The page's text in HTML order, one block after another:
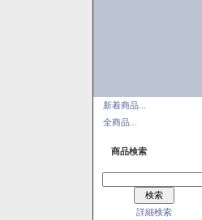
新着商品...
全商品...
商品検索
詳細検索